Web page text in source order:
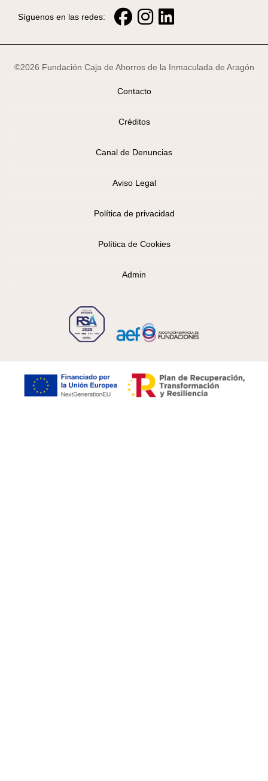
Síguenos en las redes:
©2026 Fundación Caja de Ahorros de la Inmaculada de Aragón
Contacto
Créditos
Canal de Denuncias
Aviso Legal
Política de privacidad
Política de Cookies
Admin